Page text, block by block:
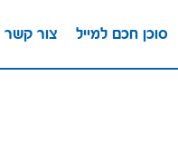
צור קשר סוכן חכם למייל